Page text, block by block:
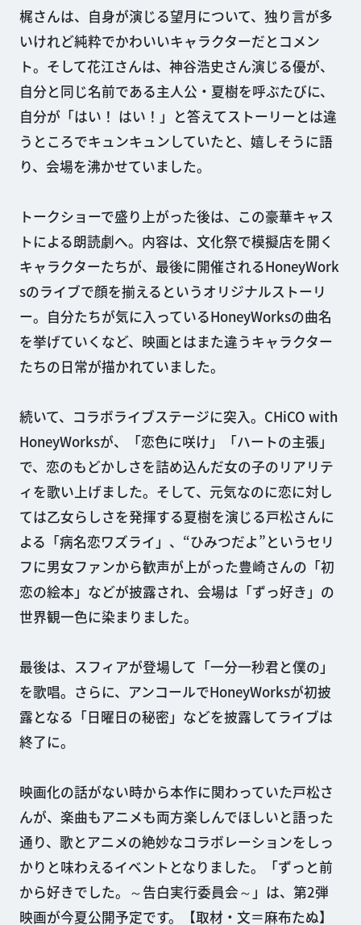
梶さんは、自身が演じる望月について、独り言が多
いけれど純粋でかわいいキャラクターだとコメン
ト。そして花江さんは、神谷浩史さん演じる優が、
自分と同じ名前である主人公・夏樹を呼ぶたびに、
自分が「はい！ はい！」と答えてストーリーとは違
うところでキュンキュンしていたと、嬉しそうに語
り、会場を沸かせていました。
トークショーで盛り上がった後は、この豪華キャス
トによる朗読劇へ。内容は、文化祭で模擬店を開く
キャラクターたちが、最後に開催されるHoneyWork
sのライブで顔を揃えるというオリジナルストーリ
ー。自分たちが気に入っているHoneyWorksの曲名
を挙げていくなど、映画とはまた違うキャラクター
たちの日常が描かれていました。
続いて、コラボライブステージに突入。CHiCO with
HoneyWorksが、「恋色に咲け」「ハートの主張」
で、恋のもどかしさを詰め込んだ女の子のリアリテ
ィを歌い上げました。そして、元気なのに恋に対し
ては乙女らしさを発揮する夏樹を演じる戸松さんに
よる「病名恋ワズライ」、“ひみつだよ”というセリ
フに男女ファンから歓声が上がった豊崎さんの「初
恋の絵本」などが披露され、会場は「ずっ好き」の
世界観一色に染まりました。
最後は、スフィアが登場して「一分一秒君と僕の」
を歌唱。さらに、アンコールでHoneyWorksが初披
露となる「日曜日の秘密」などを披露してライブは
終了に。
映画化の話がない時から本作に関わっていた戸松さ
んが、楽曲もアニメも両方楽しんでほしいと語った
通り、歌とアニメの絶妙なコラボレーションをしっ
かりと味わえるイベントとなりました。「ずっと前
から好きでした。～告白実行委員会～」は、第2弾
映画が今夏公開予定です。【取材・文＝麻布たぬ】